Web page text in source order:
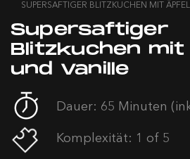
SUPERSAFTIGER BLITZKUCHEN MIT
Supersaftiger
Blitzkuchen mit
und Vanille
Dauer: 65 Minuten
Komplexität: 1 of 5